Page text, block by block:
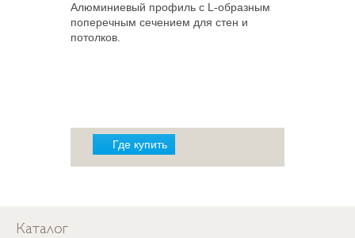
Алюминиевый профиль с L-образным
поперечным сечением для стен и
потолков.
Где купить
Каталог